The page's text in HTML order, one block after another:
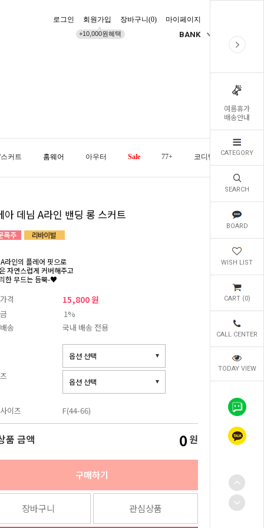
여름휴가
배송안내
CATEGORY
SEARCH
BOARD
WISH LIST
CART (0)
CALL CENTER
TODAY VIEW
로그인 회원가입
+10,000원혜택
장바구니(0) 마이페이지
BANK
커트 홈웨어 아우터 Sale 77+ 코디템 오늘발송
아 데님 A라인 밴딩 롱 스커트
라인의 플레어 핏으로
자연스럽게 커버해주고
한 무드는 듬뿍-♥
격 15,800 원
1%
송
국내 배송 전용
이즈 F(44-66)
품 금액 0 원
구매하기
장바구니 관심상품